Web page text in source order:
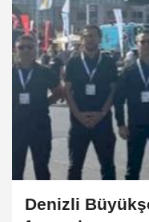
Denizli